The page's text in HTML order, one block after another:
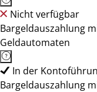
Nicht verfügbar
Bargeldauszahlung
Geldautomaten
In der
Bargeldauszahlung